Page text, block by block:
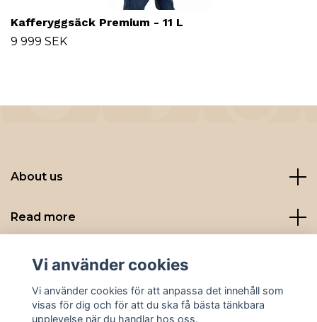
Kafferyggsäck Premium - 11 L
9 999 SEK
About us
Read more
Sociala medier
Vi använder cookies
Vi använder cookies för att anpassa det innehåll som
visas för dig och för att du ska få bästa tänkbara
upplevelse när du handlar hos oss.